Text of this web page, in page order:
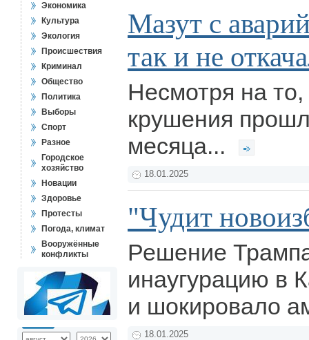
Экономика
Культура
Экология
Происшествия
Криминал
Общество
Политика
Выборы
Спорт
Разное
Городское
хозяйство
Новации
Здоровье
Протесты
Погода, климат
Вооружённые
конфликты
Мазут с
так и не
Несмотря на
крушения
месяца...
18.01.2025
"Чудит
Решение
инаугурацию в
и шокировало
18.01.2025